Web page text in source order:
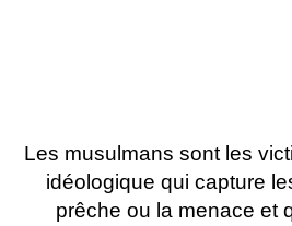
Les musulmans sont les
idéologique qui capture
prêche ou la menace et